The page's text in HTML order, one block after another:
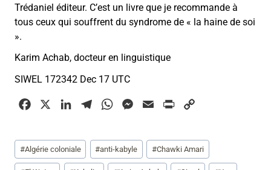
Trédaniel éditeur. C’est un livre que je recommande à
tous ceux qui souffrent du syndrome de « la haine de soi
».
Karim Achab, docteur en linguistique
SIWEL 172342 Dec 17 UTC
e
b
k
e
e
g
W
t
s
M
s
e
i
l
n
t
y
L
Étiquettes
de
#Algérie coloniale #anti-kabyle #Chawki Amari